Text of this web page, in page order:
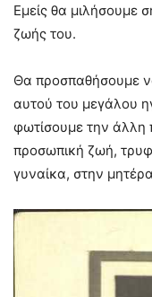
Εμείς θα μιλήσουμε
ζωής του.
Θα προσπαθήσουμε
αυτού του μεγάλου
φωτίσουμε την άλλη
προσωπική ζωή,
γυναίκα, στην